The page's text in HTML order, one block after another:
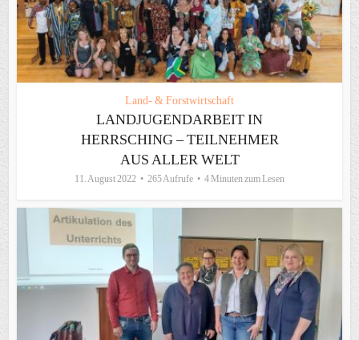
Land- & Forstwirtschaft
LANDJUGENDARBEIT IN
HERRSCHING – TEILNEHMER
AUS ALLER WELT
11. August 2022 265 Aufrufe 4 Minuten zum Lesen